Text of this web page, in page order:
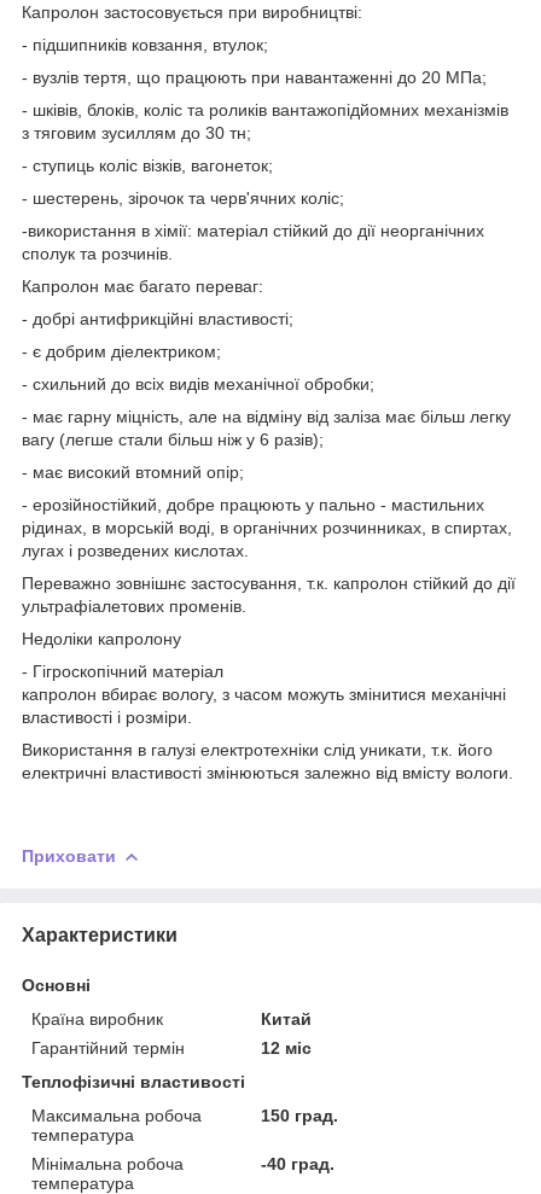
Капролон застосовується при виробництві:
- підшипників ковзання, втулок;
- вузлів тертя, що працюють при навантаженні до 20 МПа;
- шківів, блоків, коліс та роликів вантажопідйомних механізмів
з тяговим зусиллям до 30 тн;
- ступиць коліс візків, вагонеток;
- шестерень, зірочок та черв'ячних коліс;
-використання в хімії: матеріал стійкий до дії неорганічних
сполук та розчинів.
Капролон має багато переваг:
- добрі антифрикційні властивості;
- є добрим діелектриком;
- схильний до всіх видів механічної обробки;
- має гарну міцність, але на відміну від заліза має більш легку
вагу (легше стали більш ніж у 6 разів);
- має високий втомний опір;
- ерозійностійкий, добре працюють у пально - мастильних
рідинах, в морській воді, в органічних розчинниках, в спиртах,
лугах і розведених кислотах.
Переважно зовнішнє застосування, т.к. капролон стійкий до дії
ультрафіалетових променів.
Недоліки капролону
- Гігроскопічний матеріал
капролон вбирає вологу, з часом можуть змінитися механічні
властивості і розміри.
Використання в галузі електротехніки слід уникати, т.к. його
електричні властивості змінюються залежно від вмісту вологи.
Приховати
Характеристики
Основні
Країна виробник
Китай
Гарантійний термін
12 міс
Теплофізичні властивості
Максимальна робоча
температура
150 град.
Мінімальна робоча
температура
-40 град.